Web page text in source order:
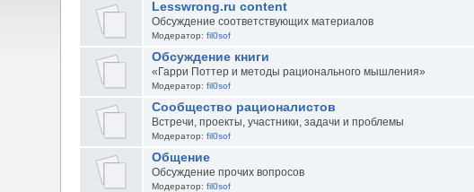
Lesswrong.ru content
Обсуждение соответствующих материалов
Модератор: fil0sof
Обсуждение книги
«Гарри Поттер и методы рационального мышления»
Модератор: fil0sof
Сообщество рационалистов
Встречи, проекты, участники, задачи и проблемы
Модератор: fil0sof
Общение
Обсуждение прочих вопросов
Модератор: fil0sof